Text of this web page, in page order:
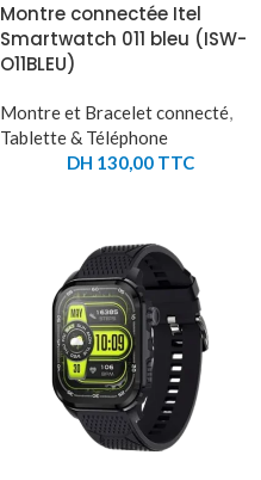
Montre connectée Itel
Smartwatch 011 bleu (ISW-
O11BLEU)
Montre et Bracelet connecté,
Tablette & Téléphone
DH 130,00 TTC